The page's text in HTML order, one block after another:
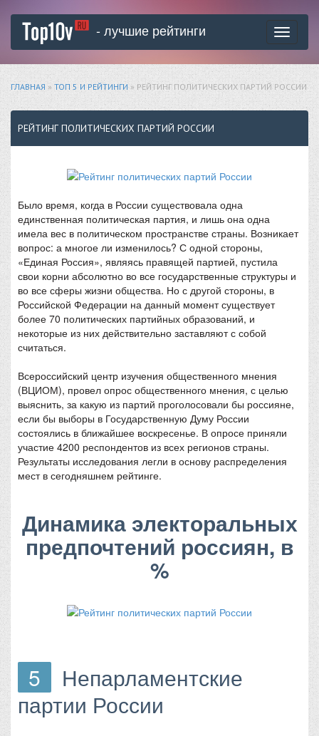
Toggle
- лучшие рейтинги
ГЛАВНАЯ »ТОП 5 И РЕЙТИНГИ» РЕЙТИНГ ПОЛИТИЧЕСКИХ ПАРТИЙ РОССИИ
РЕЙТИНГ ПОЛИТИЧЕСКИХ ПАРТИЙ РОССИИ
Было время, когда в России существовала одна
единственная политическая партия, и лишь она одна
имела вес в политическом пространстве страны. Возникает
вопрос: а многое ли изменилось? С одной стороны,
«Единая Россия», являясь правящей партией, пустила
свои корни абсолютно во все государственные структуры и
во все сферы жизни общества. Но с другой стороны, в
Российской Федерации на данный момент существует
более 70 политических партийных образований, и
некоторые из них действительно заставляют с собой
считаться.
Всероссийский центр изучения общественного мнения
(ВЦИОМ), провел опрос общественного мнения, с целью
выяснить, за какую из партий проголосовали бы россияне,
если бы выборы в Государственную Думу России
состоялись в ближайшее воскресенье. В опросе приняли
участие 4200 респондентов из всех регионов страны.
Результаты исследования легли в основу распределения
мест в сегодняшнем рейтинге.
Динамика электоральных
предпочтений россиян, в
%
5
Непарламентские
партии России